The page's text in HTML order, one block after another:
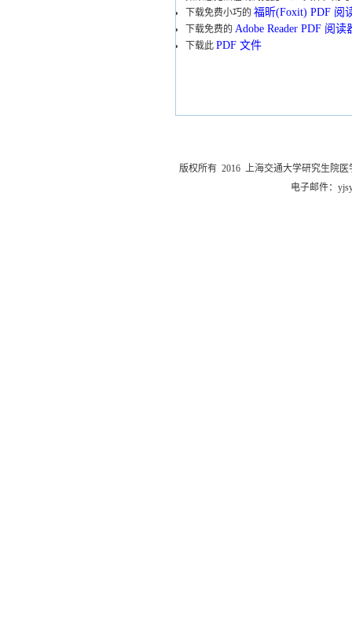
版权所有 2016 上海交通大学研究生院
电子邮件：
下载免费小巧的 福昕(Foxit) PDF 阅
下载免费的 Adobe Reader PDF 阅读
下载此 PDF 文件